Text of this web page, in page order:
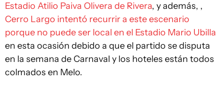
Estadio Atilio Paiva Olivera de Rivera, y además, ,
Cerro Largo intentó recurrir a este escenario
porque no puede ser local en el Estadio Mario Ubilla
en esta ocasión debido a que el partido se disputa
en la semana de Carnaval y los hoteles están todos
colmados en Melo.